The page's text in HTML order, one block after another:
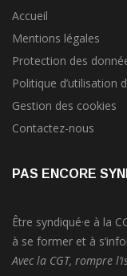
Accueil
Mentions légales
Protection des
Politique d’utilisation
Gestion des cookies
Contactez-nous
PAS ENCORE
Être syndiqué·e à la
à se former et à
Avec la CGT, rompre